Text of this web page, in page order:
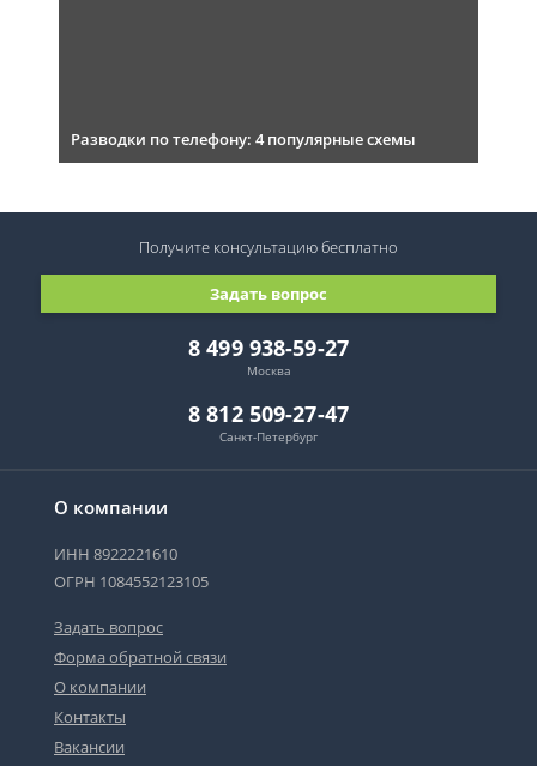
Разводки по телефону: 4 популярные схемы
О компании
ИНН 8922221610
ОГРН 1084552123105
Задать вопрос
Форма обратной связи
О компании
Контакты
Вакансии
8 499 938-59-27
Москва
8 812 509-27-47
Санкт-Петербург
Задать вопрос
Получите консультациюбесплатно